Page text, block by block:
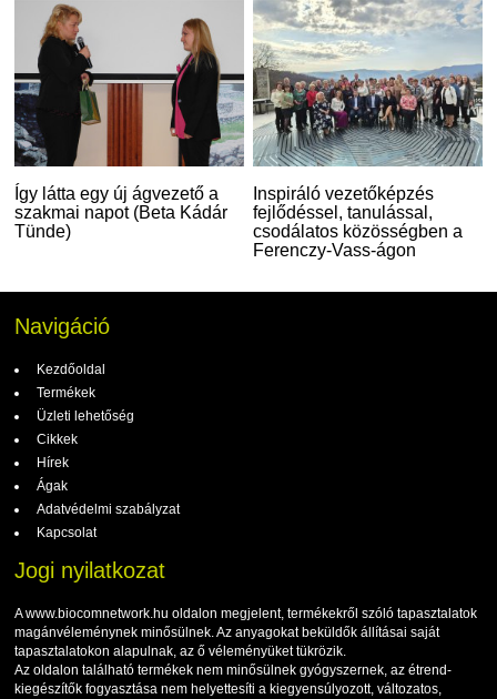
Így látta egy új ágvezető a
szakmai napot (Beta Kádár
Tünde)
Inspiráló vezetőképzés
fejlődéssel, tanulással,
csodálatos közösségben a
Ferenczy-Vass-ágon
Navigáció
Kezdőoldal
Termékek
Üzleti lehetőség
Cikkek
Hírek
Ágak
Adatvédelmi szabályzat
Kapcsolat
Jogi nyilatkozat
A www.biocomnetwork.hu oldalon megjelent, termékekről szóló tapasztalatok
magánvéleménynek minősülnek. Az anyagokat beküldők állításai saját
tapasztalatokon alapulnak, az ő véleményüket tükrözik.
Az oldalon található termékek nem minősülnek gyógyszernek, az étrend-
kiegészítők fogyasztása nem helyettesíti a kiegyensúlyozott, változatos,